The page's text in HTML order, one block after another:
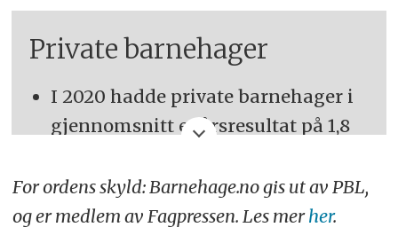
Private barnehager
I 2020 hadde private barnehager i
gjennomsnitt et årsresultat på 1,8
underskudd.
Totale kostnader til barnehager i
For ordens skyld: Barnehage.no gis ut av PBL,
og er medlem av Fagpressen. Les merher.